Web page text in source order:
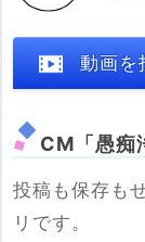
動画を
※YouTube
CM「愚痴
投稿も保存も
リです。